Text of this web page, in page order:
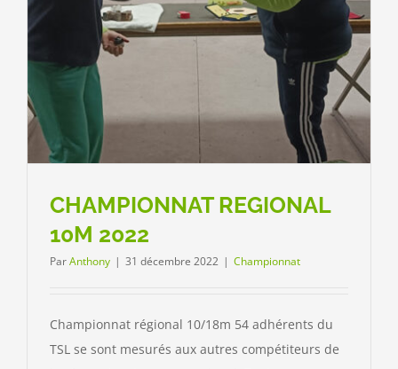
CHAMPIONNAT REGIONAL
10M 2022
ParAnthony | 31 décembre 2022 | Championnat
Championnat régional 10/18m 54 adhérents du
TSL se sont mesurés aux autres compétiteurs de